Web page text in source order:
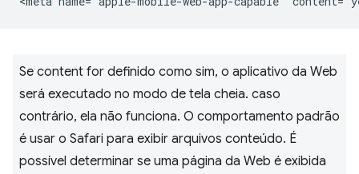
Se content for definido como sim, o aplicativo da Web
será executado no modo de tela cheia. caso
contrário, ela não funciona. O comportamento padrão
é usar o Safari para exibir arquivos conteúdo. É
possível determinar se uma página da Web é exibida